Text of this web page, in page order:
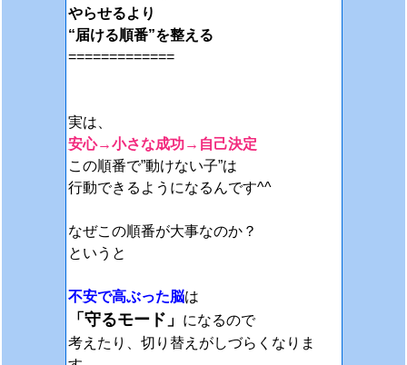
やらせるより
“届ける順番”を整える
=============
実は、
安心→小さな成功→自己決定
この順番で”動けない子”は
行動できるようになるんです^^
なぜこの順番が大事なのか？
というと
不安で高ぶった脳は
「守るモード」
になるので
考えたり、切り替えがしづらくなりま